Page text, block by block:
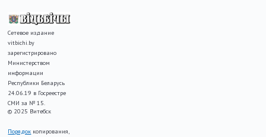
Сетевое издание
vitbichi.by
зарегистрировано
Министерством
информации
Республики Беларусь
24.06.19 в Госреестре
СМИ за № 15.
© 2025 Витебск
Порядок копирования,